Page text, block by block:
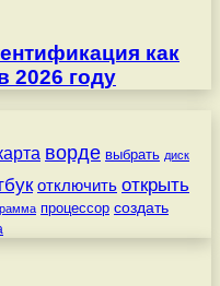
как
2026 году
ворде выбрать диск
отключить открыть
процессор создать